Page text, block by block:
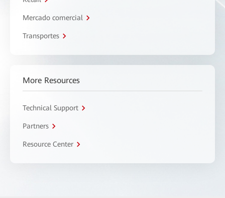
Mercado comercial
Transportes
More Resources
Technical Support
Partners
Resource Center